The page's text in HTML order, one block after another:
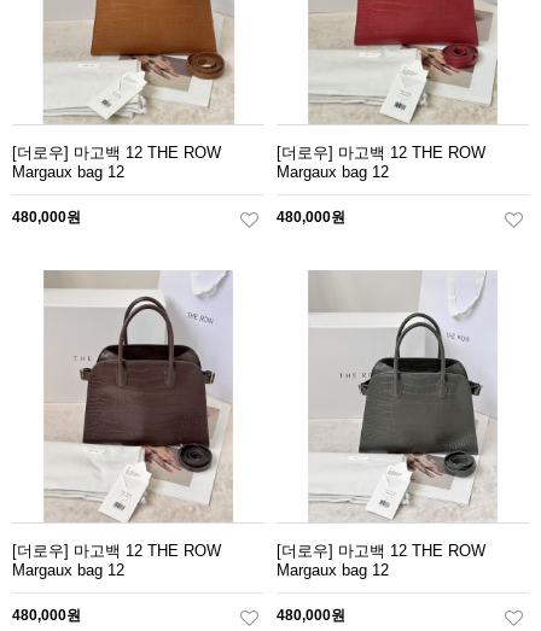
[더로우] 마고백 12 THE ROW
Margaux bag 12
480,000원
[더로우] 마고백 12 THE ROW
Margaux bag 12
480,000원
[더로우] 마고백 12 THE ROW
Margaux bag 12
480,000원
[더로우] 마고백 12 THE ROW
Margaux bag 12
480,000원